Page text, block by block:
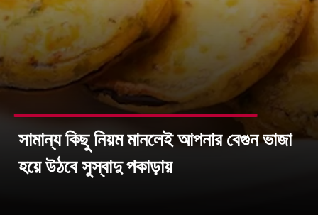
সামান্য কিছু নিয়ম মানলেই আপনার বেগুন ভাজা
হয়ে উঠবে সুস্বাদু পকাড়ায়